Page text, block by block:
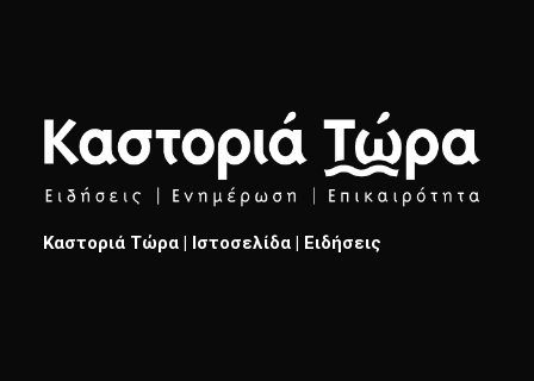
Καστοριά Τώρα | Ιστοσελίδα | Ειδήσεις